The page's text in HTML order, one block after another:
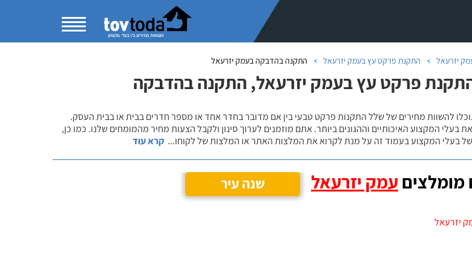
יזרעאל התקנת פרקט עץ בעמק יזרעאל התקנה בהדבקה בעמק יזרעאל
פרקט עץ בעמק יזרעאל, התקנה בהדבקה
להשוות מחירים של שלל התקנות פרקט טבעי בין אם מדובר בחדר אחד או מספר חדרים בבית או בבית העסק.
בעלי המקצוע האיכותיים וההגונים ביותר. אתם מוזמנים לערוך סינון ולקבל הצעות מחיר מהמומחים שלנו. כמו כן,
בעלי המקצוע בעמוד זה על מנת לקרוא את המלצות האתר או המלצות של לקוחו... קרא עוד
מומלצים עמק יזרעאל שנה עיר
יזרעאל